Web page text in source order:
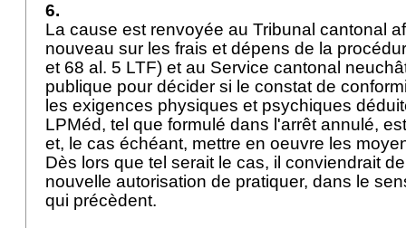
6.
La cause est renvoyée au Tribunal cantonal
nouveau sur les frais et dépens de la
et 68 al. 5 LTF) et au Service cantonal
publique pour décider si le constat de
les exigences physiques et psychiques
LPMéd, tel que formulé dans l'arrêt annulé,
et, le cas échéant, mettre en oeuvre les
Dès lors que tel serait le cas, il conviendrait
nouvelle autorisation de pratiquer, dans le
qui précèdent.